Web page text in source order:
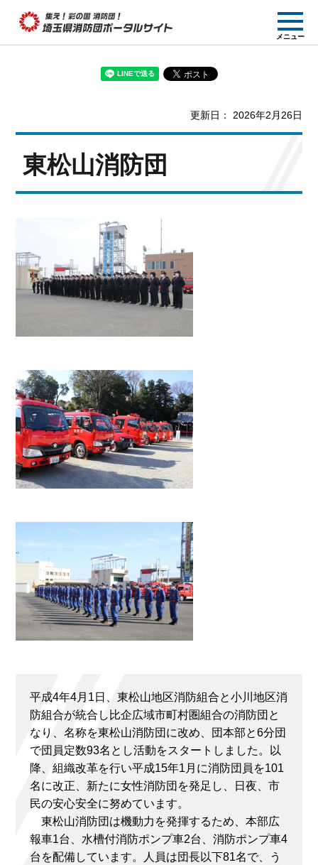
集え! 彩の国消防団!
埼玉県消防団ポー
タルサイト
メニュー
更新日： 2026年2月26日
東松山消防団
平成4年4月1日、東松山地区消防組合と小川地区消
防組合が統合し比企広域市町村圏組合の消防団と
なり、名称を東松山消防団に改め、団本部と6分団
で団員定数93名とし活動をスタートしました。以
降、組織改革を行い平成15年1月に消防団員を101
名に改正、新たに女性消防団を発足し、日夜、市
民の安心安全に努めています。
東松山消防団は機動力を発揮するため、本部広
報車1台、水槽付消防ポンプ車2台、消防ポンプ車4
台を配備しています。人員は団長以下81名で、う